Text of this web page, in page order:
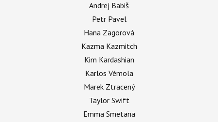
Andrej Babiš
Petr Pavel
Hana Zagorová
Kazma Kazmitch
Kim Kardashian
Karlos Vémola
Marek Ztracený
Taylor Swift
Emma Smetana